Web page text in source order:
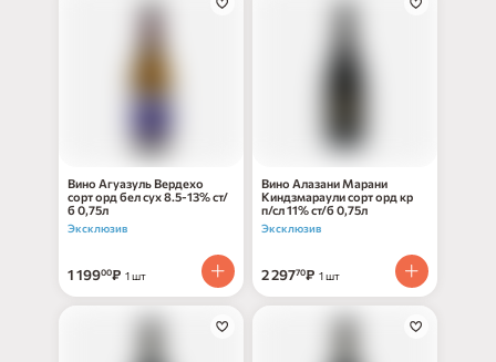
Вино Агуазуль Вердехо
сорт орд бел сух 8.5-13% ст/
б 0,75л
Эксклюзив
1 19900₽ 1 шт
Вино Алазани Марани
Киндзмараули сорт орд кр
п/сл 11% ст/б 0,75л
Эксклюзив
2 29770₽ 1 шт